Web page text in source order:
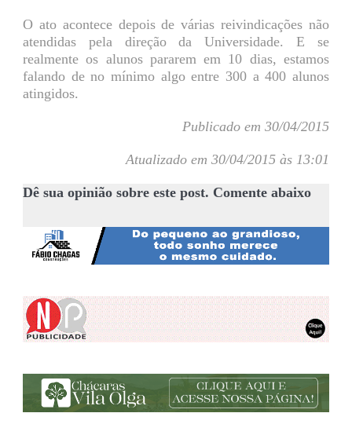
O ato acontece depois de várias reivindicações não
atendidas pela direção da Universidade. E se
realmente os alunos pararem em 10 dias, estamos
falando de no mínimo algo entre 300 a 400 alunos
atingidos.
Publicado em 30/04/2015
Atualizado em 30/04/2015 às 13:01
Dê sua opinião sobre este post. Comente abaixo